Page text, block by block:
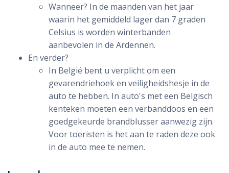
Wanneer? In de maanden van het jaar
waarin het gemiddeld lager dan 7 graden
Celsius is worden winterbanden
aanbevolen in de Ardennen.
En verder?
In België bent u verplicht om een
gevarendriehoek en veiligheidshesje in de
auto te hebben. In auto's met een Belgisch
kenteken moeten een verbanddoos en een
goedgekeurde brandblusser aanwezig zijn.
Voor toeristen is het aan te raden deze ook
in de auto mee te nemen.